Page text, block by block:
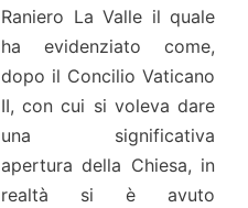
Raniero La Valle il quale
ha evidenziato come,
dopo il Concilio Vaticano
II, con cui si voleva dare
una significativa
apertura della Chiesa, in
realtà si è avuto